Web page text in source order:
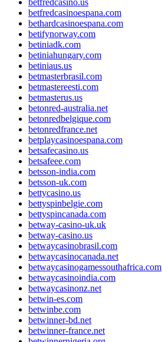
betfredcasino.us
betfredcasinoespana.com
bethardcasinoespana.com
betifynorway.com
betiniadk.com
betiniahungary.com
betiniaus.us
betmasterbrasil.com
betmastereesti.com
betmasterus.us
betonred-australia.net
betonredbelgique.com
betonredfrance.net
betplaycasinoespana.com
betsafecasino.us
betsafeee.com
betsson-india.com
betsson-uk.com
bettycasino.us
bettyspinbelgie.com
bettyspincanada.com
betway-casino-uk.uk
betway-casino.us
betwaycasinobrasil.com
betwaycasinocanada.net
betwaycasinogamessouthafrica.com
betwaycasinoindia.com
betwaycasinonz.net
betwin-es.com
betwinbe.com
betwinner-bd.net
betwinner-france.net